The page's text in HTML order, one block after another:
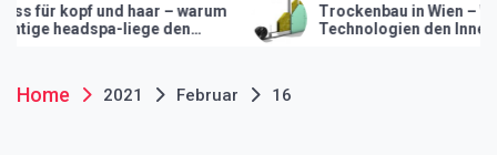
und haar – warum
liege den
Trockenbau in Wien – Wie
Technologien den Innenausbau
revolutionieren
Home 2021 Februar 16